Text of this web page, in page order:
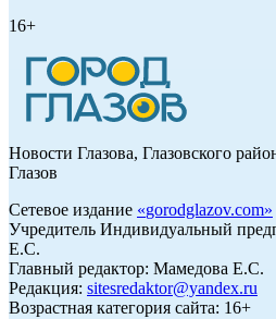
16+
Новости Глазова, Глазовского
Глазов
Сетевое издание «gorodglazov.com»
Учредитель Индивидуальный
Е.С.
Главный редактор: Мамедова Е.С.
Редакция: sitesredaktor@yandex.ru
Возрастная категория сайта: 16+